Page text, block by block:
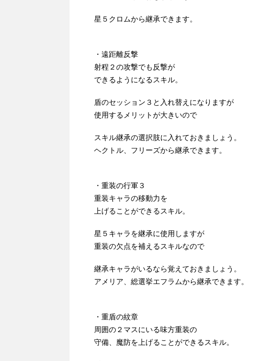
星５クロムから継承できます。
・遠距離反撃
射程２の攻撃でも反撃が
できるようになるスキル。
盾のセッション３と入れ替えになりますが
使用するメリットが大きいので
スキル継承の選択肢に入れておきましょう。
ヘクトル、フリーズから継承できます。
・重装の行軍３
重装キャラの移動力を
上げることができるスキル。
星５キャラを継承に使用しますが
重装の欠点を補えるスキルなので
継承キャラがいるなら覚えておきましょう。
アメリア、総選挙エフラムから継承できます。
・重盾の紋章
周囲の２マスにいる味方重装の
守備、魔防を上げることができるスキル。